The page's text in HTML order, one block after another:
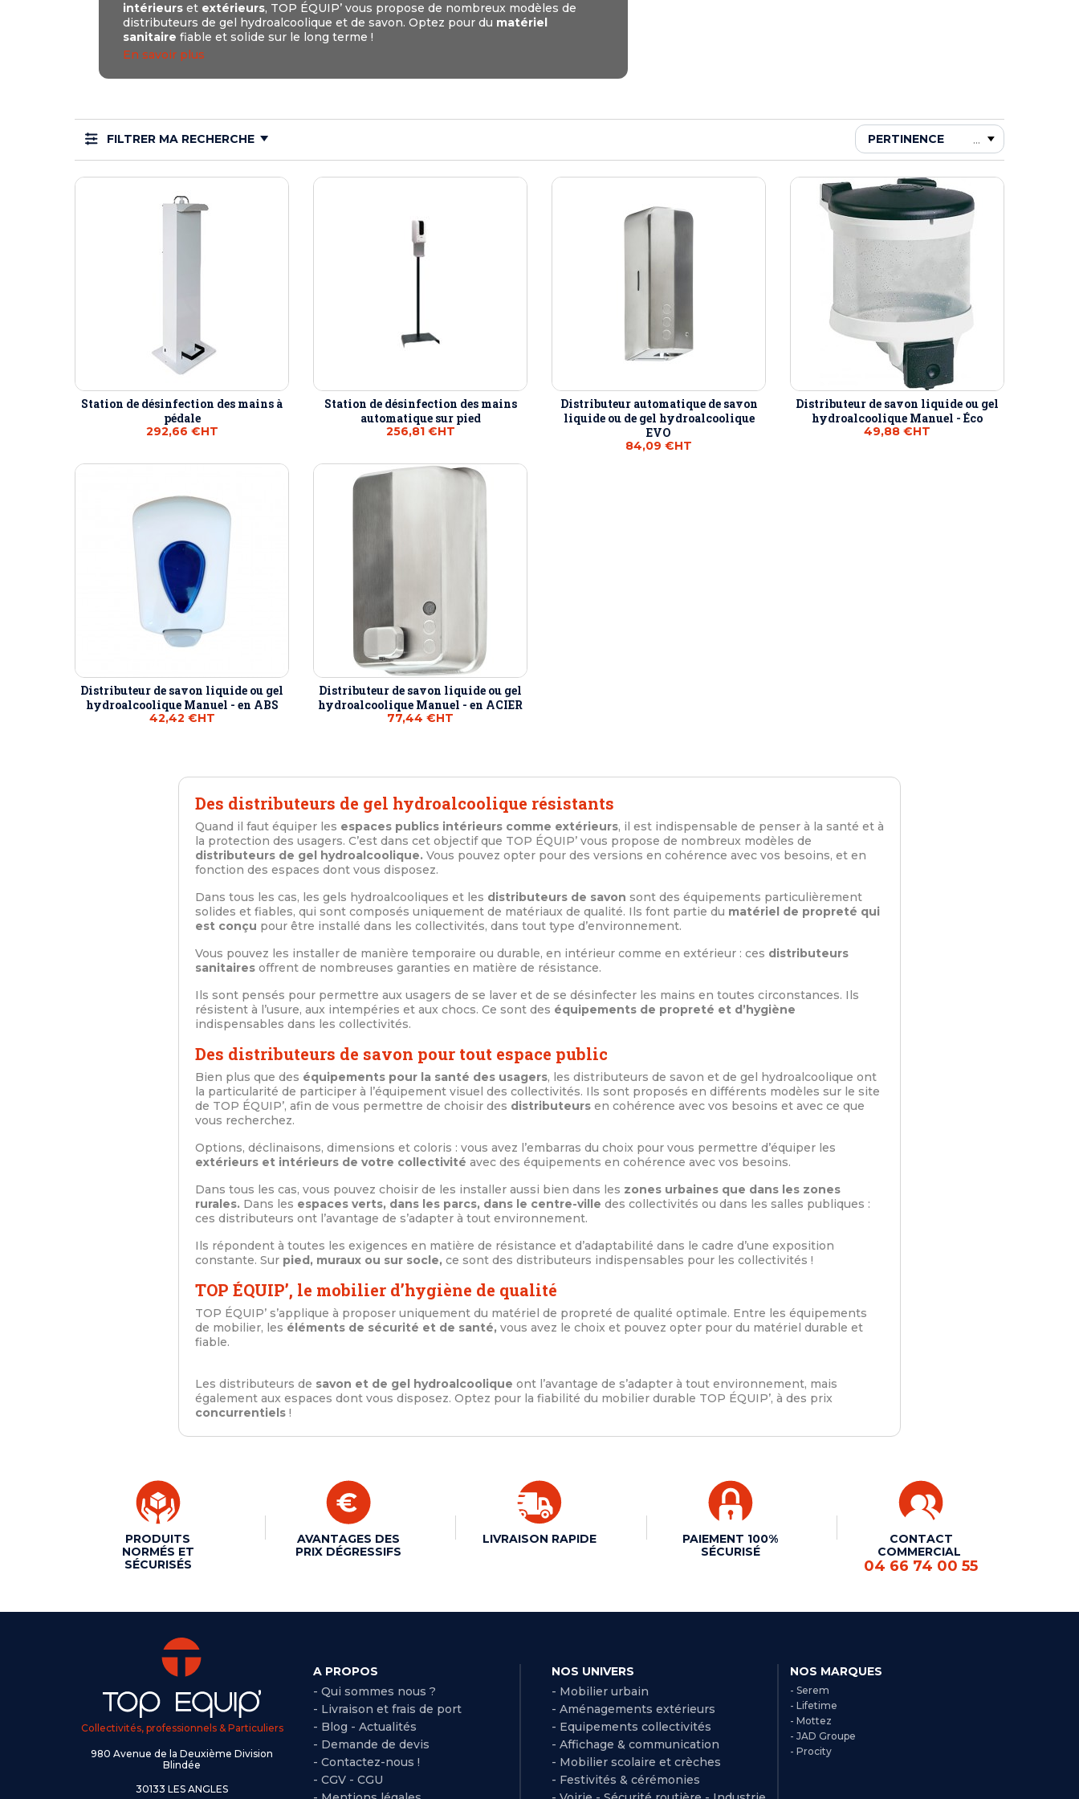
Tables de pique-nique en béton
Tables de pique-nique en stratifié compact
Tables de pique-nique en plastique recyclé
Cendriers en béton extérieurs
Cendriers en métal extérieurs
Echarpes et attributs
Médailles de ville et médaille d'honneur
Cocardes et porte fanion
Inauguration et cérémonies
intérieurs et extérieurs, TOP ÉQUIP’ vous propose de nombreux modèles de
distributeurs de gel hydroalcoolique et de savon. Optez pour du matériel
sanitaire fiable et solide sur le long terme !
En savoir plus
FILTRER MA RECHERCHE
Station de désinfection des mains à
pédale
292,66 €HT
Station de désinfection des mains
automatique sur pied
256,81 €HT
Distributeur automatique de savon
liquide ou de gel hydroalcoolique
EVO
84,09 €HT
Distributeur de savon liquide ou gel
hydroalcoolique Manuel - Éco
49,88 €HT
Distributeur de savon liquide ou gel
hydroalcoolique Manuel - en ABS
42,42 €HT
Distributeur de savon liquide ou gel
hydroalcoolique Manuel - en ACIER
77,44 €HT
Des distributeurs de gel hydroalcoolique résistants
Quand il faut équiper les espaces publics intérieurs comme extérieurs, il est indispensable de penser à la santé et à
la protection des usagers. C’est dans cet objectif que TOP ÉQUIP’ vous propose de nombreux modèles de
distributeurs de gel hydroalcoolique. Vous pouvez opter pour des versions en cohérence avec vos besoins, et en
fonction des espaces dont vous disposez.
Dans tous les cas, les gels hydroalcooliques et les distributeurs de savon sont des équipements particulièrement
solides et fiables, qui sont composés uniquement de matériaux de qualité. Ils font partie du matériel de propreté qui
est conçu pour être installé dans les collectivités, dans tout type d’environnement.
Vous pouvez les installer de manière temporaire ou durable, en intérieur comme en extérieur : ces distributeurs
sanitaires offrent de nombreuses garanties en matière de résistance.
Ils sont pensés pour permettre aux usagers de se laver et de se désinfecter les mains en toutes circonstances. Ils
résistent à l’usure, aux intempéries et aux chocs. Ce sont des équipements de propreté et d’hygiène
indispensables dans les collectivités.
Des distributeurs de savon pour tout espace public
Bien plus que des équipements pour la santé des usagers, les distributeurs de savon et de gel hydroalcoolique ont
la particularité de participer à l’équipement visuel des collectivités. Ils sont proposés en différents modèles sur le site
de TOP ÉQUIP’, afin de vous permettre de choisir des distributeurs en cohérence avec vos besoins et avec ce que
vous recherchez.
Options, déclinaisons, dimensions et coloris : vous avez l’embarras du choix pour vous permettre d’équiper les
extérieurs et intérieurs de votre collectivité avec des équipements en cohérence avec vos besoins.
Dans tous les cas, vous pouvez choisir de les installer aussi bien dans les zones urbaines que dans les zones
rurales. Dans les espaces verts, dans les parcs, dans le centre-ville des collectivités ou dans les salles publiques :
ces distributeurs ont l’avantage de s’adapter à tout environnement.
Ils répondent à toutes les exigences en matière de résistance et d’adaptabilité dans le cadre d’une exposition
constante. Sur pied, muraux ou sur socle, ce sont des distributeurs indispensables pour les collectivités !
TOP ÉQUIP’, le mobilier d’hygiène de qualité
TOP ÉQUIP’ s’applique à proposer uniquement du matériel de propreté de qualité optimale. Entre les équipements
de mobilier, les éléments de sécurité et de santé, vous avez le choix et pouvez opter pour du matériel durable et
fiable.
Les distributeurs de savon et de gel hydroalcoolique ont l’avantage de s’adapter à tout environnement, mais
également aux espaces dont vous disposez. Optez pour la fiabilité du mobilier durable TOP ÉQUIP’, à des prix
concurrentiels !
PRODUITS
NORMÉS ET
SÉCURISÉS
AVANTAGES DES
PRIX DÉGRESSIFS
LIVRAISON RAPIDE
PAIEMENT 100%
SÉCURISÉ
CONTACT
COMMERCIAL
04 66 74 00 55
Collectivités, professionnels & Particuliers
980 Avenue de la Deuxième Division
Blindée
30133 LES ANGLES
A PROPOS
- Qui sommes nous ?
- Livraison et frais de port
- Blog - Actualités
- Demande de devis
- Contactez-nous !
- CGV - CGU
NOS UNIVERS
- Mobilier urbain
- Aménagements extérieurs
- Equipements collectivités
- Affichage & communication
- Mobilier scolaire et crèches
- Festivités & cérémonies
NOS MARQUES
- Serem
- Lifetime
- Mottez
- JAD Groupe
- Procity